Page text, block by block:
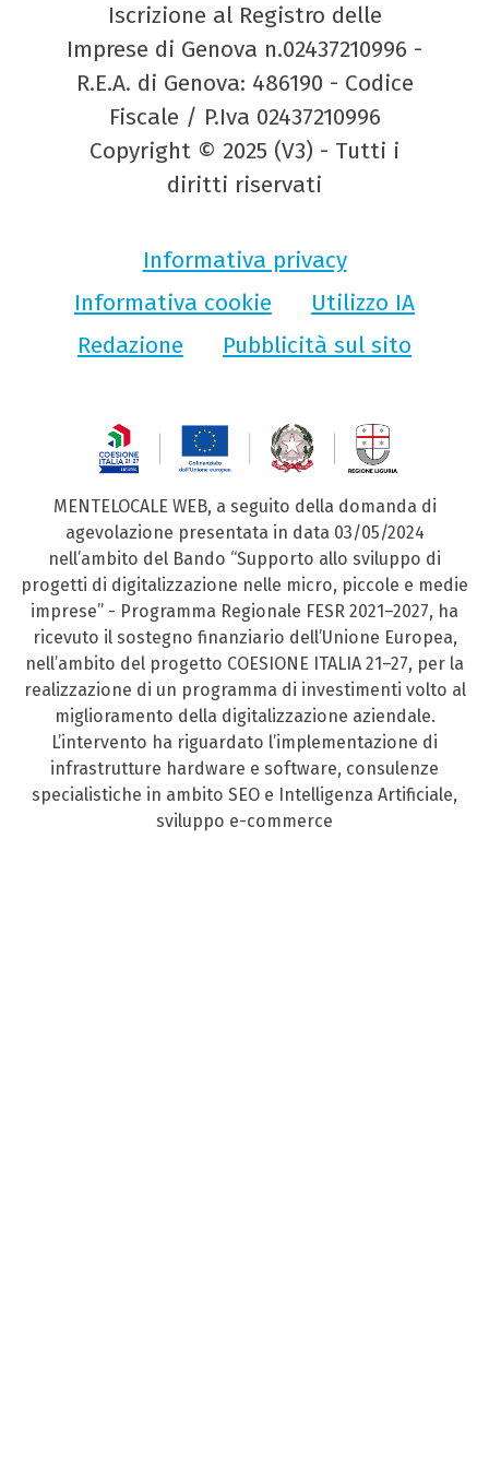
Iscrizione al Registro delle
Imprese di Genova n.02437210996 -
R.E.A. di Genova: 486190 - Codice
Fiscale / P.Iva 02437210996
Copyright © 2025 (V3) - Tutti i
diritti riservati
Informativa privacy
Informativa cookie
Utilizzo IA
Redazione
Pubblicità sul sito
MENTELOCALE WEB, a seguito della domanda di
agevolazione presentata in data 03/05/2024
nell’ambito del Bando “Supporto allo sviluppo di
progetti di digitalizzazione nelle micro, piccole e medie
imprese” - Programma Regionale FESR 2021–2027, ha
ricevuto il sostegno finanziario dell’Unione Europea,
nell’ambito del progetto COESIONE ITALIA 21–27, per la
realizzazione di un programma di investimenti volto al
miglioramento della digitalizzazione aziendale.
L’intervento ha riguardato l’implementazione di
infrastrutture hardware e software, consulenze
specialistiche in ambito SEO e Intelligenza Artificiale,
sviluppo e-commerce